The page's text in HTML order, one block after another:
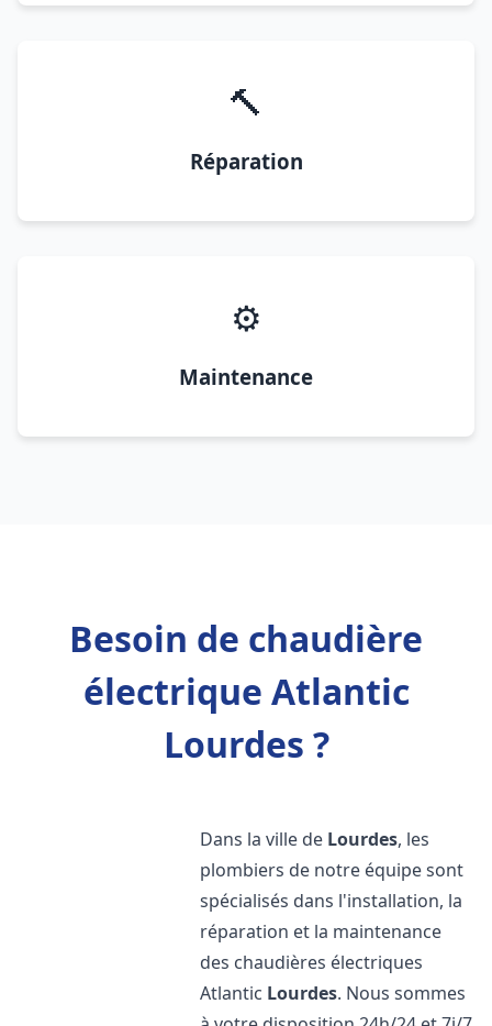
🔨
Réparation
⚙️
Maintenance
Besoin de chaudière
électrique Atlantic
Lourdes ?
Dans la ville de Lourdes, les
plombiers de notre équipe sont
spécialisés dans l'installation, la
réparation et la maintenance
des chaudières électriques
Atlantic Lourdes. Nous sommes